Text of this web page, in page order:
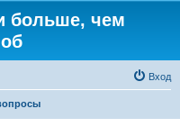
больше, чем
Вход